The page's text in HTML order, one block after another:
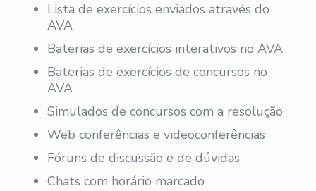
Lista de exercícios enviados através do
AVA
Baterias de exercícios interativos no AVA
Baterias de exercícios de concursos no
AVA
Simulados de concursos com a resolução
Web conferências e videoconferências
Fóruns de discussão e de dúvidas
Chats com horário marcado